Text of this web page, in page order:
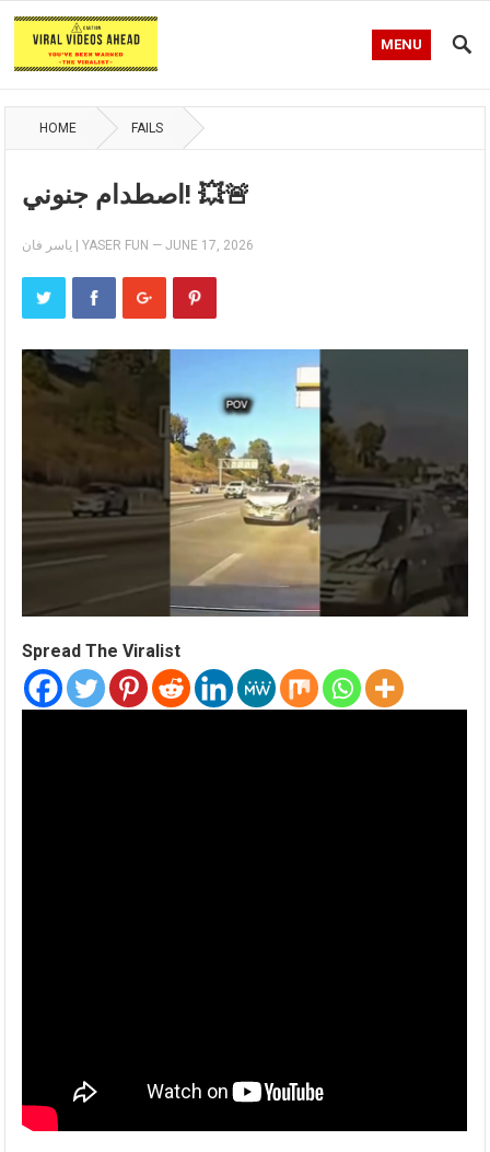
MENU
HOME FAILS
اصطدام جنوني! 💥🚨
ياسر فان | YASER FUN —JUNE 17, 2026
Spread The Viralist